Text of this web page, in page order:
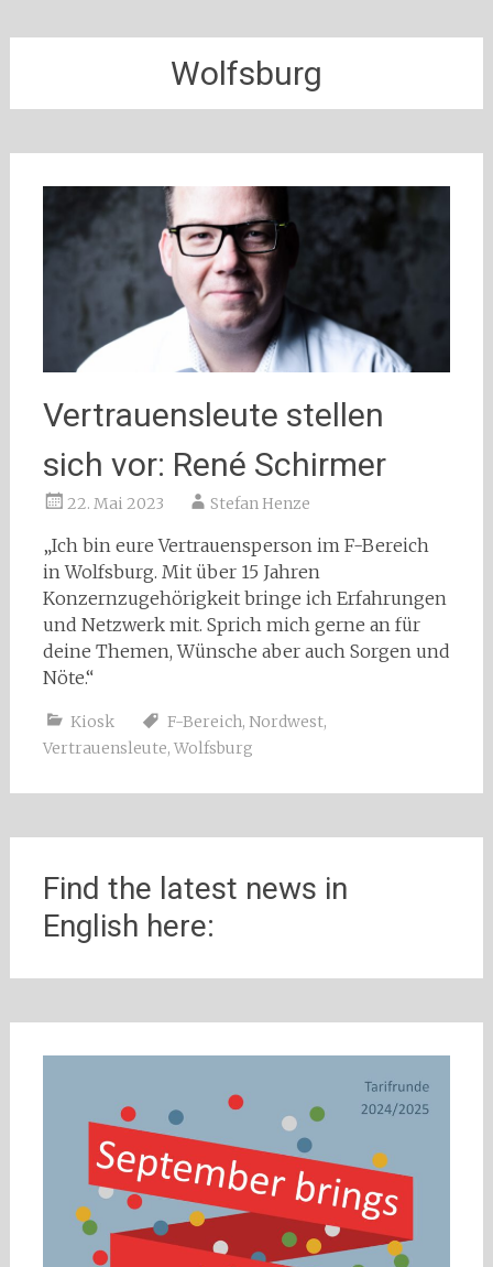
Wolfsburg
Vertrauensleute stellen
sich vor: René Schirmer
22. Mai 2023 Stefan Henze
„Ich bin eure Vertrauensperson im F-Bereich
in Wolfsburg. Mit über 15 Jahren
Konzernzugehörigkeit bringe ich Erfahrungen
und Netzwerk mit. Sprich mich gerne an für
deine Themen, Wünsche aber auch Sorgen und
Nöte.“
Kiosk F-Bereich, Nordwest,
Vertrauensleute, Wolfsburg
Find the latest news in
English here: